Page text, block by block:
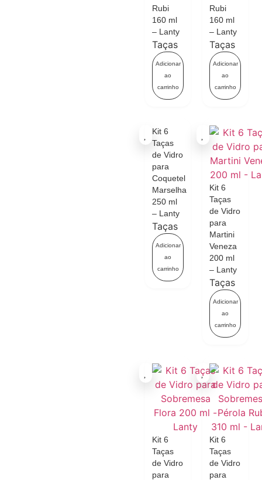
Rubi
160 ml
– Lanty
Taças
Adicionar
ao
carrinho
Rubi
160 ml
– Lanty
Taças
Adicionar
ao
carrinho
Kit 6
Taças
de Vidro
para
Coquetel
Marselha
250 ml
– Lanty
Taças
Adicionar
ao
carrinho
Kit 6
Taças
de Vidro
para
Martini
Veneza
200 ml
– Lanty
Taças
Adicionar
ao
carrinho
Kit 6
Taças
de Vidro
para
Kit 6
Taças
de Vidro
para